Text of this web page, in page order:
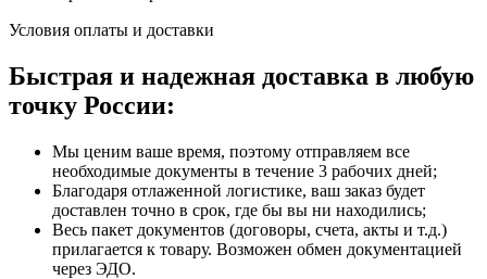
Условия оплаты и доставки
Быстрая и надежная доставка в любую
точку России:
Мы ценим ваше время, поэтому отправляем все
необходимые документы в течение 3 рабочих дней;
Благодаря отлаженной логистике, ваш заказ будет
доставлен точно в срок, где бы вы ни находились;
Весь пакет документов (договоры, счета, акты и т.д.)
прилагается к товару. Возможен обмен документацией
через ЭДО.